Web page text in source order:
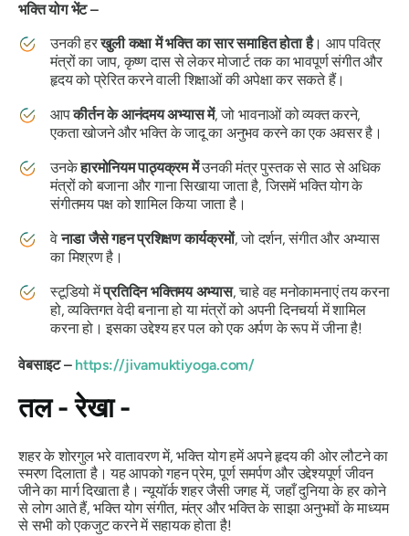
भक्ति योग भेंट –
उनकी हरखुली कक्षा में भक्ति का सार समाहित होता है। आप पवित्र
मंत्रों का जाप, कृष्ण दास से लेकर मोजार्ट तक का भावपूर्ण संगीत और
हृदय को प्रेरित करने वाली शिक्षाओं की अपेक्षा कर सकते हैं।
आपकीर्तन के आनंदमय अभ्यास में, जो भावनाओं को व्यक्त करने,
एकता खोजने और भक्ति के जादू का अनुभव करने का एक अवसर है।
उनकेहारमोनियम पाठ्यक्रम मेंउनकी मंत्र पुस्तक से साठ से अधिक
मंत्रों को बजाना और गाना सिखाया जाता है, जिसमें भक्ति योग के
संगीतमय पक्ष को शामिल किया जाता है।
वेनाडा जैसे गहन प्रशिक्षण कार्यक्रमों, जो दर्शन, संगीत और अभ्यास
का मिश्रण है।
स्टूडियो मेंप्रतिदिन भक्तिमय अभ्यास, चाहे वह मनोकामनाएं तय करना
हो, व्यक्तिगत वेदी बनाना हो या मंत्रों को अपनी दिनचर्या में शामिल
करना हो। इसका उद्देश्य हर पल को एक अर्पण के रूप में जीना है!
वेबसाइट – https://jivamuktiyoga.com/
तल - रेखा -
शहर के शोरगुल भरे वातावरण में, भक्ति योग हमें अपने हृदय की ओर लौटने का
स्मरण दिलाता है। यह आपको गहन प्रेम, पूर्ण समर्पण और उद्देश्यपूर्ण जीवन
जीने का मार्ग दिखाता है। न्यूयॉर्क शहर जैसी जगह में, जहाँ दुनिया के हर कोने
से लोग आते हैं, भक्ति योग संगीत, मंत्र और भक्ति के साझा अनुभवों के माध्यम
से सभी को एकजुट करने में सहायक होता है!